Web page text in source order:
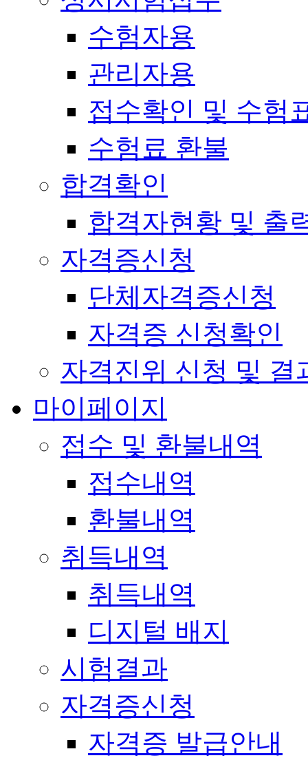
수험자용
관리자용
접수확인 및 수험
수험료 환불
합격확인
합격자현황 및 출
자격증신청
단체자격증신청
자격증 신청확인
자격진위 신청 및 결
마이페이지
접수 및 환불내역
접수내역
환불내역
취득내역
취득내역
디지털 배지
시험결과
자격증신청
자격증 발급안내